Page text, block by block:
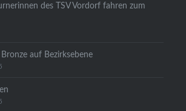
des TSV Vordorf fahren zum
auf Bezirksebene